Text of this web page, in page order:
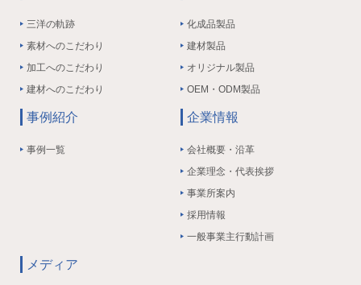
三洋の軌跡
素材へのこだわり
加工へのこだわり
建材へのこだわり
化成品製品
建材製品
オリジナル製品
OEM・ODM製品
事例紹介
事例一覧
企業情報
会社概要・沿革
企業理念・代表挨拶
事業所案内
採用情報
一般事業主行動計画
メディア